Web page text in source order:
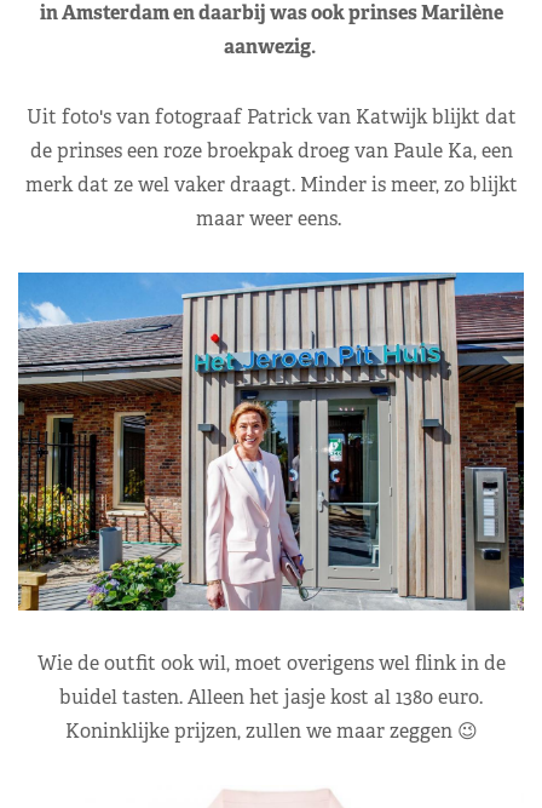
in Amsterdam en daarbij was ook prinses Marilène
aanwezig.
Uit foto's van fotograaf Patrick van Katwijk blijkt dat
de prinses een roze broekpak droeg van Paule Ka, een
merk dat ze wel vaker draagt. Minder is meer, zo blijkt
maar weer eens.
Wie de outfit ook wil, moet overigens wel flink in de
buidel tasten. Alleen het jasje kost al 1380 euro.
Koninklijke prijzen, zullen we maar zeggen 😉